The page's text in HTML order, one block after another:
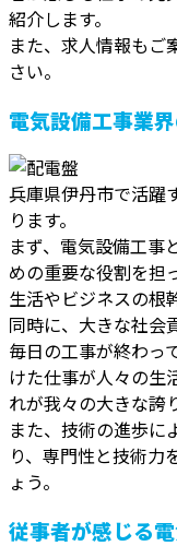
紹介します。
また、求人情報もご
さい。
電気設備工事業
兵庫県伊丹市で活躍
ります。
まず、電気設備工事
めの重要な役割を担
生活やビジネスの根
同時に、大きな社会
毎日の工事が終わっ
けた仕事が人々の生
れが我々の大きな誇
また、技術の進歩に
り、専門性と技術力
ょう。
従事者が感じる